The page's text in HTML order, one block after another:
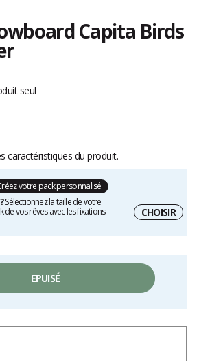
Capita Birds
seul
caractéristiques du produit.
votre pack personnalisé
Sélectionnez la taille de votre
de vos rêves avec les fixations
CHOISIR
EPUISÉ